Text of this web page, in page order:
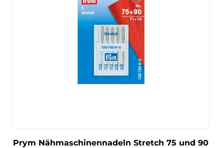
Prym Nähmaschinennadeln Stretch 75 und 90